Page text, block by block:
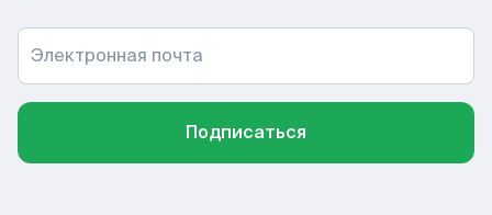
Электронная почта
Подписаться